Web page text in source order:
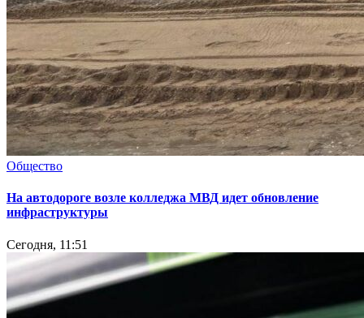
Общество
На автодороге возле колледжа МВД идет обновление
инфраструктуры
Сегодня, 11:51